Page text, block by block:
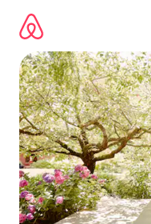
direct
naar
inhoud